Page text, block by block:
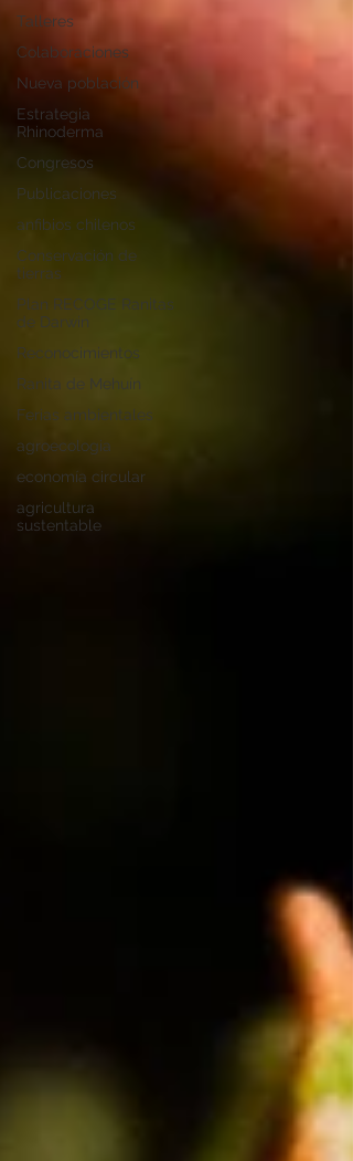
Talleres
Colaboraciones
Nueva población
Estrategia
Rhinoderma
Congresos
Publicaciones
anfibios chilenos
Conservación de
tierras
Plan RECOGE Ranitas
de Darwin
Reconocimientos
Ranita de Mehuín
Ferias ambientales
agroecologia
economía circular
agricultura
sustentable